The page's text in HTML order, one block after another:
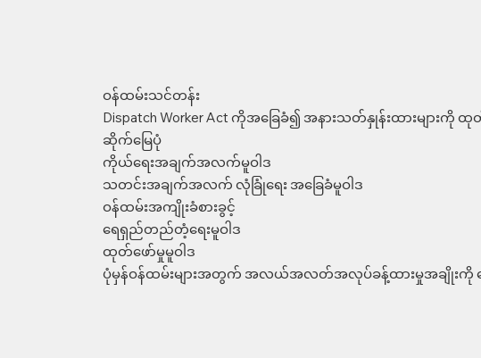
ဝန်ထမ်းသင်တန်း
Dispatch Worker Act ကိုအခြေခံ၍ အနားသတ်နှုန်းထားများကို ထုတ်
ဆိုက်မြေပုံ
ကိုယ်ရေးအချက်အလက်မူဝါဒ
သတင်းအချက်အလက် လုံခြုံရေး အခြေခံမူဝါဒ
ဝန်ထမ်းအကျိုးခံစားခွင့်
ရေရှည်တည်တံ့ရေးမူဝါဒ
ထုတ်ဖော်မှုမူဝါဒ
ပုံမှန်ဝန်ထမ်းများအတွက် အလယ်အလတ်အလုပ်ခန့်ထားမှုအချိုးကို ကြေ